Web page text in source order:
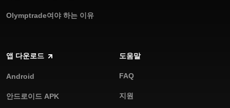
Olymptrade여야 하는 이유
앱 다운로드
Android
안드로이드 APK
도움말
FAQ
지원